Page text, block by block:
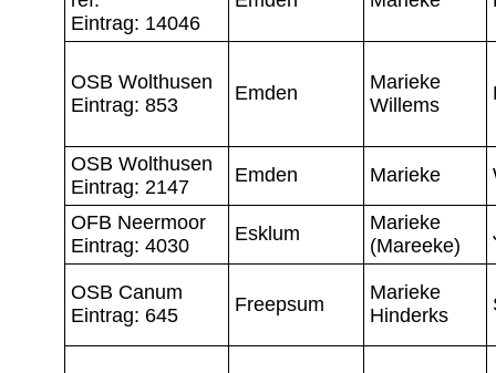
Eintrag: 14046
OSB Wolthusen
Eintrag: 853
Emden
Marieke
Willems
OSB Wolthusen
Eintrag: 2147
Emden Marieke
OFB Neermoor
Eintrag: 4030
Esklum
Marieke
(Mareeke)
OSB Canum
Eintrag: 645
Freepsum
Marieke
Hinderks